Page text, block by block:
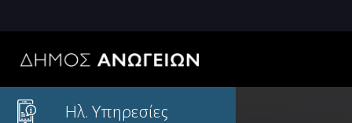
Ηλ. Υπηρεσίες